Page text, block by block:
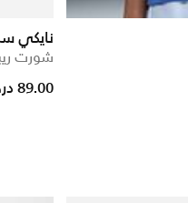
نايكي
شورت
from
89.00 درهم